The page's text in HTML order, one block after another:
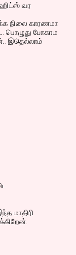
வர
நிலை காரணமா
பொழுது போகாம
இதெல்லாம்
மாதிரி